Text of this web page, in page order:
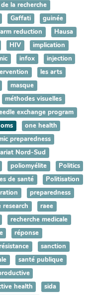
la recherche
Gaffati
guinée
reduction
Hausa
HIV
implication
infox
injection
les arts
masque
méthodes visuelles
exchange program
oms
one health
preparedness
Nord-Sud
poliomyélite
Politics
de santé
Politisation
preparedness
research
raee
recherche medicale
réponse
sanction
santé publique
health
sida